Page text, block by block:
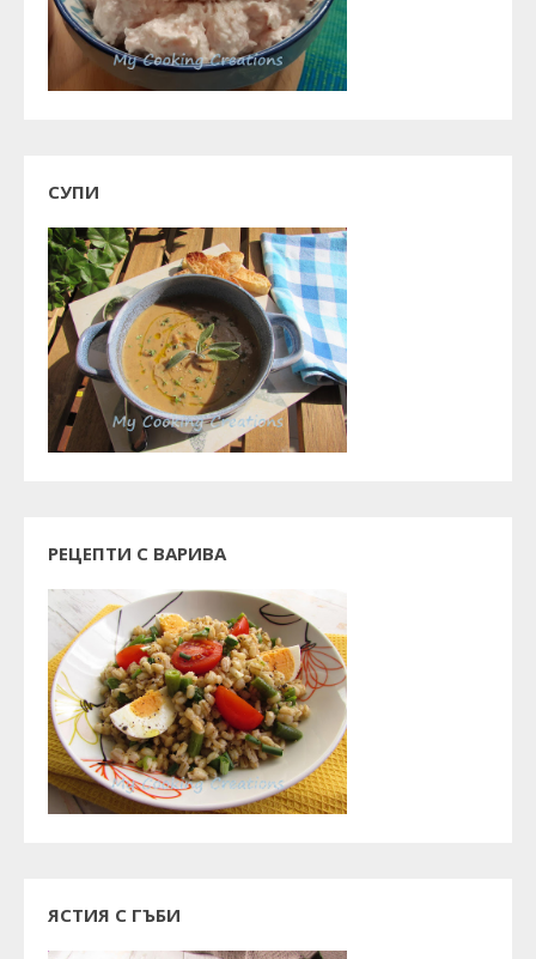
СУПИ
РЕЦЕПТИ С ВАРИВА
ЯСТИЯ С ГЪБИ